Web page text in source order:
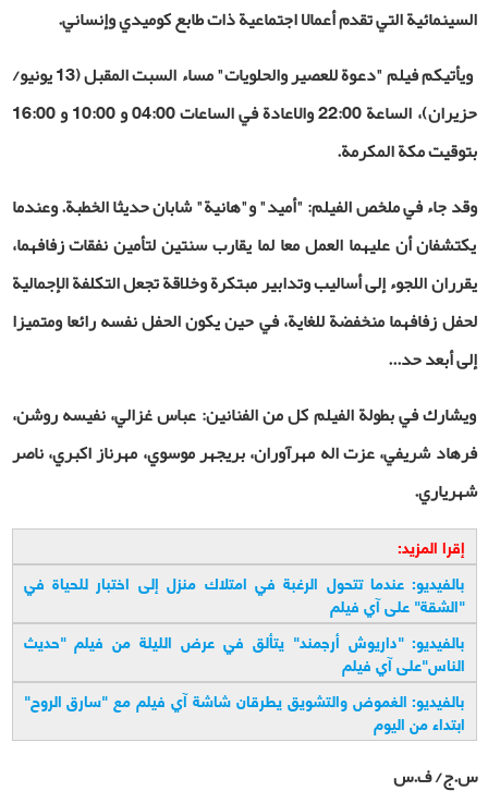
السينمائية التي تقدم أعمالا اجتماعية ذات طابع كوميدي وإنساني.
ويأتيكم فيلم "دعوة للعصير والحلويات" مساء السبت المقبل (13 يونيو/
حزيران)، الساعة 22:00 والاعادة في الساعات 04:00 و 10:00 و 16:00
بتوقيت مكة المكرمة.
وقد جاء في ملخص الفيلم: "أميد" و"هانية" شابان حديثا الخطبة. وعندما
يكتشفان أن عليهما العمل معا لما يقارب سنتين لتأمين نفقات زفافهما،
يقرران اللجوء إلى أساليب وتدابير مبتكرة وخلاقة تجعل التكلفة الإجمالية
لحفل زفافهما منخفضة للغاية، في حين يكون الحفل نفسه رائعا ومتميزا
إلى أبعد حد...
ويشارك في بطولة الفيلم كل من الفنانين: عباس غزالي، نفيسه روشن،
فرهاد شریفي، عزت اله مهرآوران، بریجهر موسوي، مهرناز اکبري، ناصر
شهریاري.
إقرا المزيد:
بالفيديو: عندما تتحول الرغبة في امتلاك منزل إلى اختبار للحياة في
"الشقة" على آي فيلم
بالفيديو: "داريوش أرجمند" يتألق في عرض الليلة من فيلم "حديث
الناس"على آي فيلم
بالفيديو: الغموض والتشويق يطرقان شاشة آي فيلم مع "سارق الروح"
ابتداء من اليوم
س.ج/ ف.س